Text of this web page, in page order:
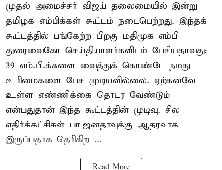
முதல் அமைச்சர் விஜய் தலைமையில் இன்று
தமிழக எம்பிக்கள் கூட்டம் நடைபெற்றது. இந்தக்
கூட்டத்தில் பங்கேற்ற பிறகு மதிமுக எம்பி
துரைவைகோ செய்தியாளர்களிடம் பேசியதாவது:
39 எம்.பி.க்களை வைத்துக் கொண்டே நமது
உரிமைகளை பேச முடியவில்லை. ஏற்கனவே
உள்ள எண்ணிக்கை தொடர வேண்டும்
என்பதுதான் இந்த கூட்டத்தின் முடிவு. சில
எதிர்க்கட்சிகள் பா.ஜனதாவுக்கு ஆதரவாக
இருப்பதாக தெரிகிற ...
Read More